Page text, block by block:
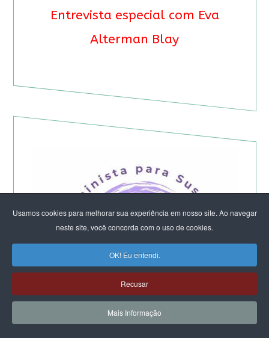
Usamos cookies para melhorar sua experiência em nosso site. Ao navegar
neste site, você concorda com o uso de cookies.
OK! Eu entendi.
Recusar
Mais Informação
Entrevista especial com Eva
Alterman Blay